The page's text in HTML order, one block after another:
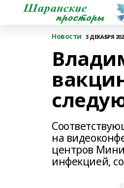
Новости 3 ДЕКАБРЯ
на
центров
инфекцией,